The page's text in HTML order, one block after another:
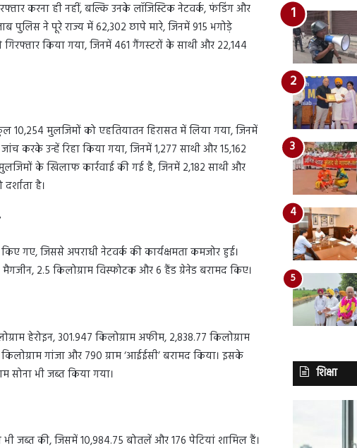
करना ही नहीं, बल्कि उनके लॉजिस्टिक नेटवर्क, फंडिंग और
पुलिस ने पूरे राज्य में 62,302 छापे मारे, जिनमें 915 भगोड़े
किया गया, जिनमें 461 गैंगस्टरों के साथी और 22,144
10,254 मुलजिमों को एहतियातन हिरासत में लिया गया, जिनमें
करके उन्हें रिहा किया गया, जिनमें 1,277 साथी और 15,162
के खिलाफ कार्रवाई की गई है, जिनमें 2,182 साथी और
है।
गए, जिससे अपराधी नेटवर्क की कार्यक्षमता कमजोर हुई।
2.5 किलोग्राम विस्फोटक और 6 हैंड ग्रेनेड बरामद किए।
हेरोइन, 301.947 किलोग्राम अफीम, 2,838.77 किलोग्राम
गांजा और 790 ग्राम ‘आईईसी’ बरामद किया। इसके
सोना भी जब्त किया गया।
जब्त की, जिसमें 10,984.75 बोतलें और 176 पेटियां शामिल हैं।
शिक्षा